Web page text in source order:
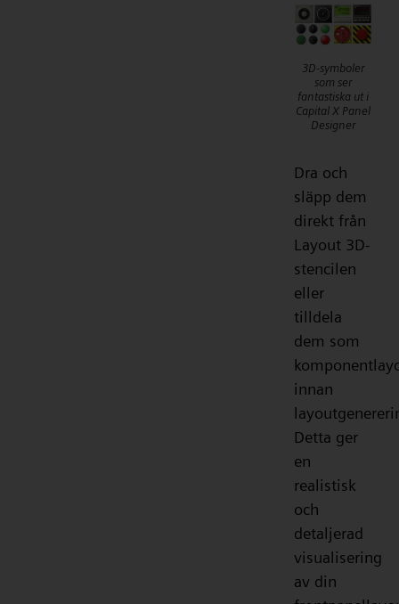
3D-symboler
som ser
fantastiska ut i
Capital X Panel
Designer
Dra och
släpp dem
direkt från
Layout 3D-
stencilen
eller
tilldela
dem som
innan
Detta ger
en
realistisk
och
detaljerad
visualisering
av din